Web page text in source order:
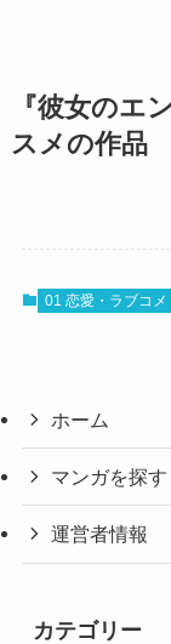
『彼女のエ
スメの作品
01 恋愛・ラブコメ
ホーム
マンガを探す
運営者情報
カテゴリー